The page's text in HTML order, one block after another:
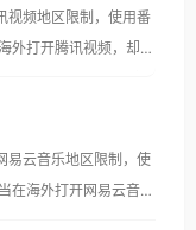
视频地区限制，使用番
区及版权限制问题，且
易云音乐地区限制，使